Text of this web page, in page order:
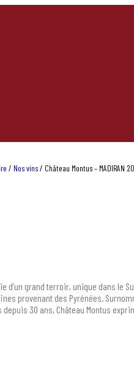
/ Nos vins/ Château Montus – MADIRAN
d’un grand terroir, unique dans le
provenant des Pyrénées.
30 ans, Château Montus